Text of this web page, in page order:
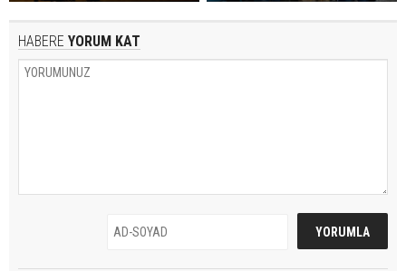
HABERE YORUM KAT